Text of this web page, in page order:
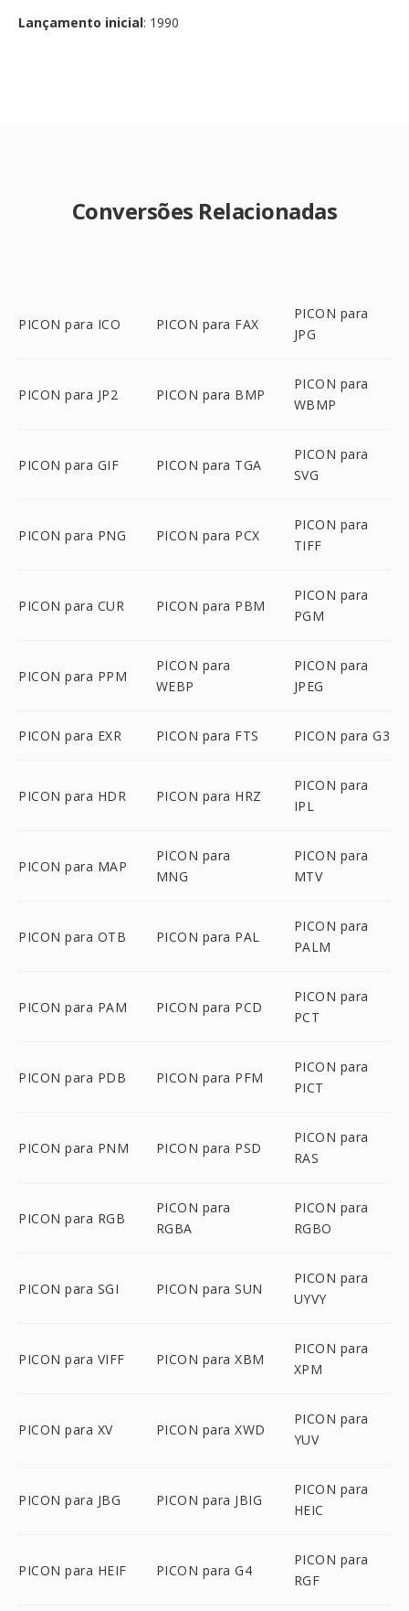
Lançamento inicial: 1990
Conversões Relacionadas
PICON para ICO PICON para FAX
PICON para
JPG
PICON para JP2 PICON para BMP
PICON para
WBMP
PICON para GIF PICON para TGA
PICON para
SVG
PICON para PNG PICON para PCX
PICON para
TIFF
PICON para CUR PICON para PBM
PICON para
PGM
PICON para PPM
PICON para
WEBP
PICON para
JPEG
PICON para EXR PICON para FTS PICON para G3
PICON para HDR PICON para HRZ
PICON para
IPL
PICON para MAP
PICON para
MNG
PICON para
MTV
PICON para OTB PICON para PAL
PICON para
PALM
PICON para PAM PICON para PCD
PICON para
PCT
PICON para PDB PICON para PFM
PICON para
PICT
PICON para PNM PICON para PSD
PICON para
RAS
PICON para RGB
PICON para
RGBA
PICON para
RGBO
PICON para SGI PICON para SUN
PICON para
UYVY
PICON para VIFF PICON para XBM
PICON para
XPM
PICON para XV PICON para XWD
PICON para
YUV
PICON para JBG PICON para JBIG
PICON para
HEIC
PICON para HEIF PICON para G4
PICON para
RGF